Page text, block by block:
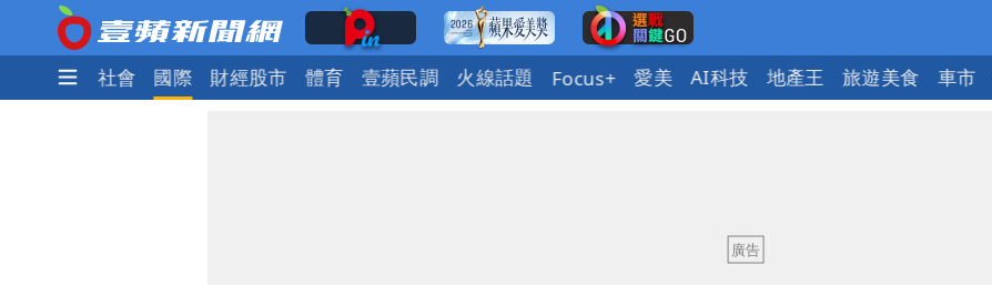
政治 社會 國際 財經股市 體育 壹蘋民調 火線話題 Focus+ 愛美 AI科技 地產王 旅遊美食 車市